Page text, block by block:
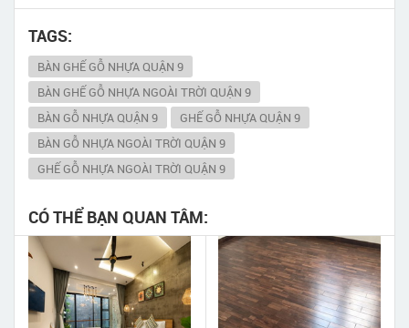
TAGS:
BÀN GHẾ GỖ NHỰA QUẬN 9
BÀN GHẾ GỖ NHỰA NGOÀI TRỜI QUẬN 9
BÀN GỖ NHỰA QUẬN 9
GHẾ GỖ NHỰA QUẬN 9
BÀN GỖ NHỰA NGOÀI TRỜI QUẬN 9
GHẾ GỖ NHỰA NGOÀI TRỜI QUẬN 9
CÓ THỂ BẠN QUAN TÂM: